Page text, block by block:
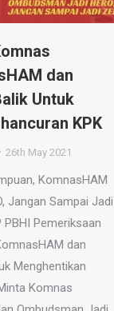
dan
Untuk
KPK
26th May 2021
KomnasHAM
Jangan Sampai Jadi
PBHI Pemeriksaan
dan
Menghentikan
Komnas